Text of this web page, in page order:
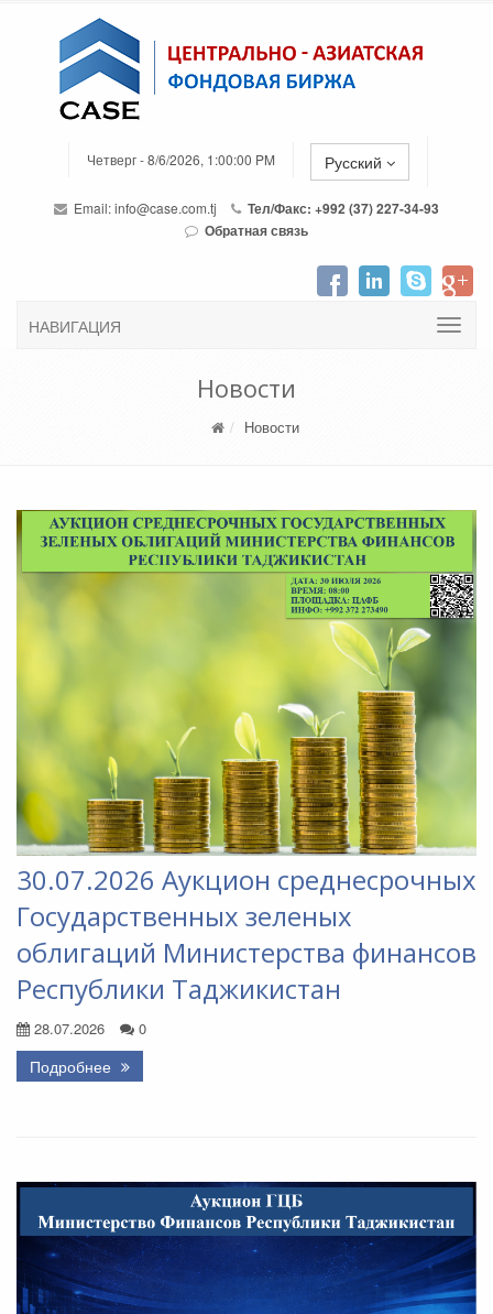
Четверг - 8/6/2026, 1:00:00 PM Русский
Email:info@case.com.tj
Тел/Факс: +992 (37) 227-34-93
Обратная связь
НАВИГАЦИЯ
Новости
Новости
30.07.2026 Аукцион среднесрочных
Государственных зеленых
облигаций Министерства финансов
Республики Таджикистан
28.07.2026 0
Подробнее